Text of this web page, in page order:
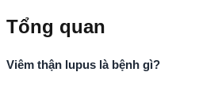
Tổng quan
Viêm thận lupus là bệnh gì?